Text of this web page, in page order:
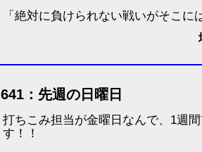
「絶対に負けられない戦いがそこに
641：先週の日曜日
打ちこみ担当が金曜日なんで、1週
す！！